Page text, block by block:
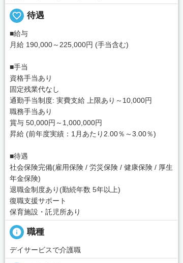
favorite_border 待遇
■給与
月給 190,000～225,000円 (手当含む)
■手当
資格手当あり
固定残業代なし
通勤手当制度: 実費支給 上限あり～10,000円
職務手当あり
賞与 50,000円～1,000,000円
昇給 (前年度実績：1月あたり2.00％～3.00％)
■待遇
社会保険完備(雇用保険 / 労災保険 / 健康保険 / 厚生
年金保険)
退職金制度あり(勤続年数 5年以上)
復職支援サポート
保育施設・託児所あり
info 職種
デイサービスで介護職